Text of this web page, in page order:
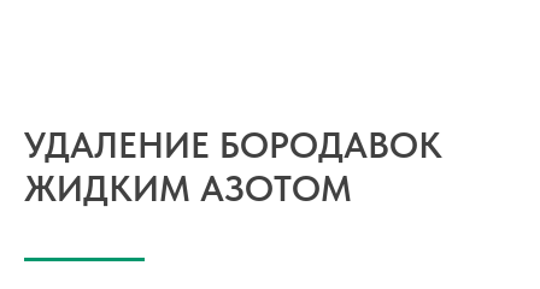
УДАЛЕНИЕ БОРОДАВОК
ЖИДКИМ АЗОТОМ